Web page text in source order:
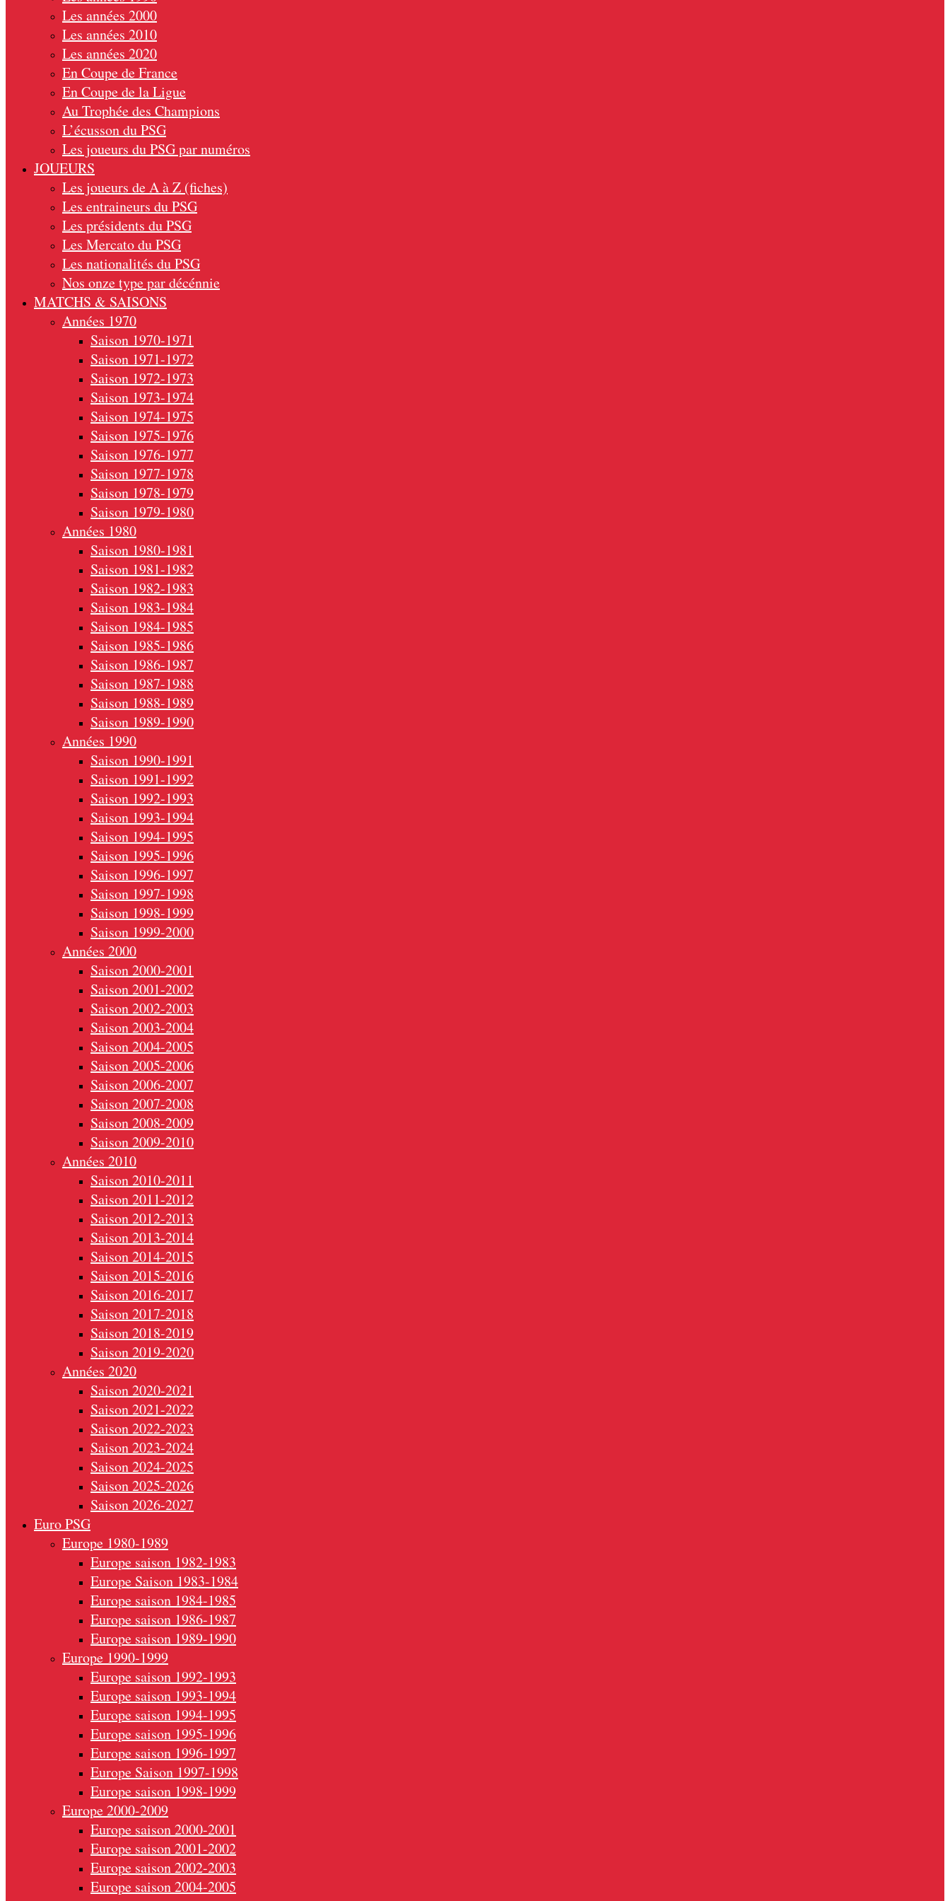
Les années 2000
Les années 2010
Les années 2020
En Coupe de France
En Coupe de la Ligue
Au Trophée des Champions
L’écusson du PSG
Les joueurs du PSG par numéros
JOUEURS
Les joueurs de A à Z (fiches)
Les entraineurs du PSG
Les présidents du PSG
Les Mercato du PSG
Les nationalités du PSG
Nos onze type par décénnie
MATCHS & SAISONS
Années 1970
Saison 1970-1971
Saison 1971-1972
Saison 1972-1973
Saison 1973-1974
Saison 1974-1975
Saison 1975-1976
Saison 1976-1977
Saison 1977-1978
Saison 1978-1979
Saison 1979-1980
Années 1980
Saison 1980-1981
Saison 1981-1982
Saison 1982-1983
Saison 1983-1984
Saison 1984-1985
Saison 1985-1986
Saison 1986-1987
Saison 1987-1988
Saison 1988-1989
Saison 1989-1990
Années 1990
Saison 1990-1991
Saison 1991-1992
Saison 1992-1993
Saison 1993-1994
Saison 1994-1995
Saison 1995-1996
Saison 1996-1997
Saison 1997-1998
Saison 1998-1999
Saison 1999-2000
Années 2000
Saison 2000-2001
Saison 2001-2002
Saison 2002-2003
Saison 2003-2004
Saison 2004-2005
Saison 2005-2006
Saison 2006-2007
Saison 2007-2008
Saison 2008-2009
Saison 2009-2010
Années 2010
Saison 2010-2011
Saison 2011-2012
Saison 2012-2013
Saison 2013-2014
Saison 2014-2015
Saison 2015-2016
Saison 2016-2017
Saison 2017-2018
Saison 2018-2019
Saison 2019-2020
Années 2020
Saison 2020-2021
Saison 2021-2022
Saison 2022-2023
Saison 2023-2024
Saison 2024-2025
Saison 2025-2026
Saison 2026-2027
Euro PSG
Europe 1980-1989
Europe saison 1982-1983
Europe Saison 1983-1984
Europe saison 1984-1985
Europe saison 1986-1987
Europe saison 1989-1990
Europe 1990-1999
Europe saison 1992-1993
Europe saison 1993-1994
Europe saison 1994-1995
Europe saison 1995-1996
Europe saison 1996-1997
Europe Saison 1997-1998
Europe saison 1998-1999
Europe 2000-2009
Europe saison 2000-2001
Europe saison 2001-2002
Europe saison 2002-2003
Europe saison 2004-2005